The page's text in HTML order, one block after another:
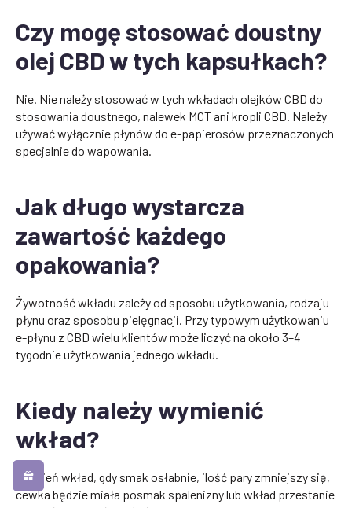
Czy mogę stosować doustny
olej CBD w tych kapsułkach?
Nie. Nie należy stosować w tych wkładach olejków CBD do
stosowania doustnego, nalewek MCT ani kropli CBD. Należy
używać wyłącznie płynów do e-papierosów przeznaczonych
specjalnie do wapowania.
Jak długo wystarcza
zawartość każdego
opakowania?
Żywotność wkładu zależy od sposobu użytkowania, rodzaju
płynu oraz sposobu pielęgnacji. Przy typowym użytkowaniu
e-płynu z CBD wielu klientów może liczyć na około 3–4
tygodnie użytkowania jednego wkładu.
Kiedy należy wymienić
wkład?
Wymień wkład, gdy smak osłabnie, ilość pary zmniejszy się,
cewka będzie miała posmak spalenizny lub wkład przestanie